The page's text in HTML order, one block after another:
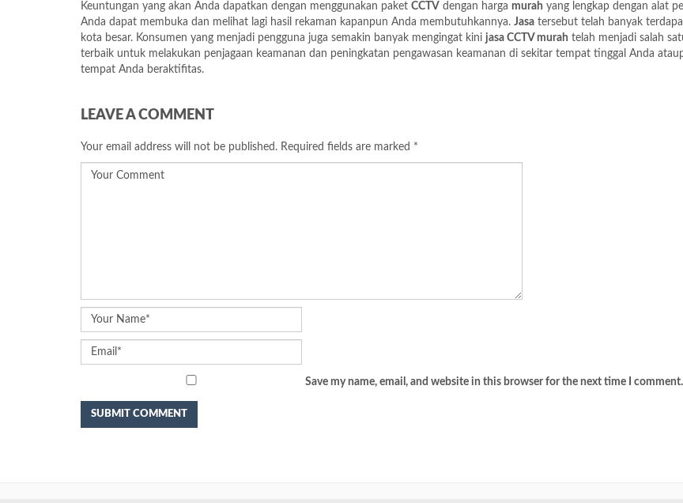
Keuntungan yang akan Anda dapatkan dengan menggunakan paket CCTV dengan harga murah yang lengkap dengan alat
Anda dapat membuka dan melihat lagi hasil rekaman kapanpun Anda membutuhkannya. Jasa tersebut telah banyak
kota besar. Konsumen yang menjadi pengguna juga semakin banyak mengingat kini jasa CCTV murah telah menjadi salah
terbaik untuk melakukan penjagaan keamanan dan peningkatan pengawasan keamanan di sekitar tempat tinggal Anda
tempat Anda beraktifitas.
LEAVE A COMMENT
Your email address will not be published. Required fields are marked *
Save my name, email, and website in this browser for the next time I comment.